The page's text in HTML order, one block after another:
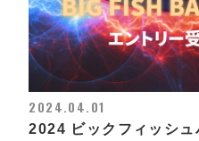
2024.04.01
2024 ビックフィッシュ